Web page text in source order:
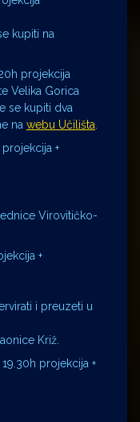
kupiti na
projekcija
Velika Gorica
se kupiti dva
na webu Učilišta
+
Virovitičko-
+
i preuzeti u
Križ.
projekcija +